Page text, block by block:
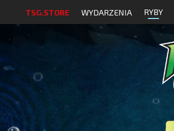
TSG.STORE WYDARZENIA RYBY